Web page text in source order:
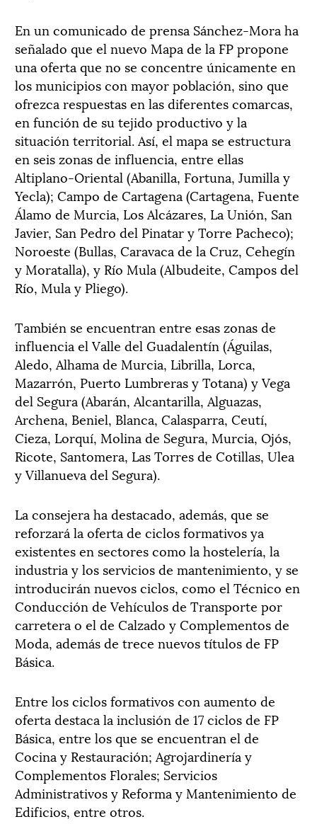
En un comunicado de prensa Sánchez-Mora ha
señalado que el nuevo Mapa de la FP propone
una oferta que no se concentre únicamente en
los municipios con mayor población, sino que
ofrezca respuestas en las diferentes comarcas,
en función de su tejido productivo y la
situación territorial. Así, el mapa se estructura
en seis zonas de influencia, entre ellas
Altiplano-Oriental (Abanilla, Fortuna, Jumilla y
Yecla); Campo de Cartagena (Cartagena, Fuente
Álamo de Murcia, Los Alcázares, La Unión, San
Javier, San Pedro del Pinatar y Torre Pacheco);
Noroeste (Bullas, Caravaca de la Cruz, Cehegín
y Moratalla), y Río Mula (Albudeite, Campos del
Río, Mula y Pliego).
También se encuentran entre esas zonas de
influencia el Valle del Guadalentín (Águilas,
Aledo, Alhama de Murcia, Librilla, Lorca,
Mazarrón, Puerto Lumbreras y Totana) y Vega
del Segura (Abarán, Alcantarilla, Alguazas,
Archena, Beniel, Blanca, Calasparra, Ceutí,
Cieza, Lorquí, Molina de Segura, Murcia, Ojós,
Ricote, Santomera, Las Torres de Cotillas, Ulea
y Villanueva del Segura).
La consejera ha destacado, además, que se
reforzará la oferta de ciclos formativos ya
existentes en sectores como la hostelería, la
industria y los servicios de mantenimiento, y se
introducirán nuevos ciclos, como el Técnico en
Conducción de Vehículos de Transporte por
carretera o el de Calzado y Complementos de
Moda, además de trece nuevos títulos de FP
Básica.
Entre los ciclos formativos con aumento de
oferta destaca la inclusión de 17 ciclos de FP
Básica, entre los que se encuentran el de
Cocina y Restauración; Agrojardinería y
Complementos Florales; Servicios
Administrativos y Reforma y Mantenimiento de
Edificios, entre otros.